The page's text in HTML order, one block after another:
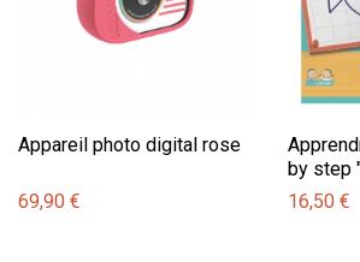
Appareil photo digital rose
69,90 €
by step
16,50 €